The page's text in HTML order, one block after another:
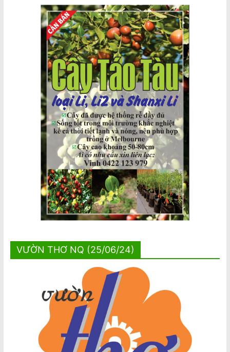
VƯỜN THƠ NQ (25/06/24)